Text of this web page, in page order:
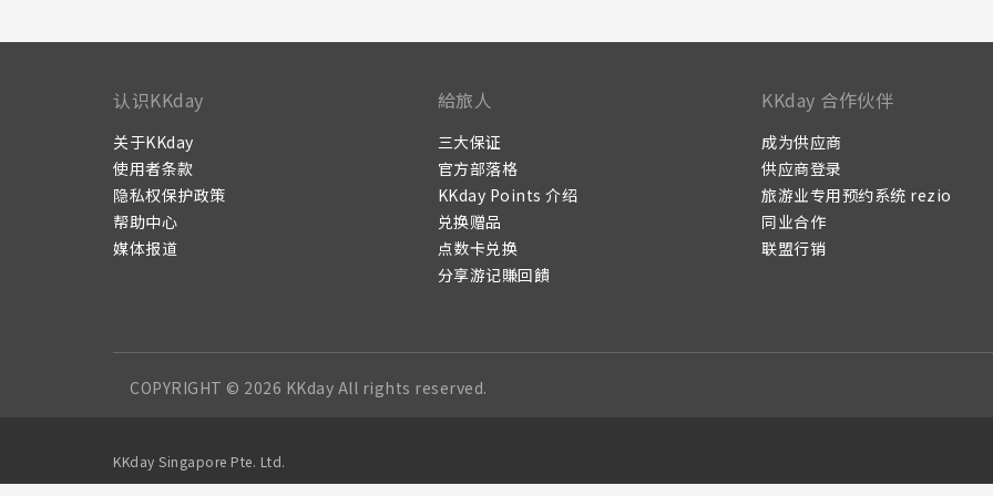
认识KKday
关于KKday
使用者条款
隐私权保护政策
帮助中心
媒体报道
給旅人
三大保证
官方部落格
KKday Points 介绍
兑换赠品
点数卡兑换
分享游记賺回饋
KKday 合作伙伴
成为供应商
供应商登录
旅游业专用预约系统 rezio
同业合作
联盟行销
COPYRIGHT © 2026 KKday All rights reserved.
KKday Singapore Pte. Ltd.